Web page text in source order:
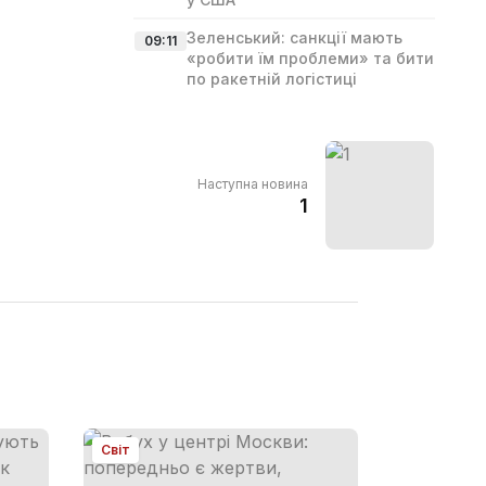
09:11 Зеленський: санкції мають
«робити їм проблеми» та бити
по ракетній логістиці
Наступна новина
1
Світ